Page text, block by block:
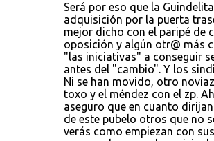
Será por eso que la
adquisición por la puerta
mejor dicho con el paripé de
oposición y algún otr@ más
"las iniciativas" a conseguir
antes del "cambio". Y los
Ni se han movido, otro
toxo y el méndez con el zp.
aseguro que en cuanto
de este pubelo otros que no
verás como empiezan con